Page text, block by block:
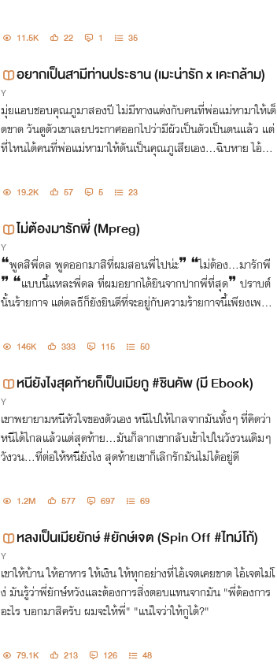
11.5K 22 1 35
อยากเป็นสามีท่านประธาน (เมะน่ารัก x เคะกล้าม)
Y
มุ่ยแอบชอบคุณภูมาสองปี ไม่มีทางแต่งกับคนที่พ่อแม่หามาให้เด็
ดขาด วันดูตัวเขาเลยประกาศออกไปว่ามีผัวเป็นตัวเป็นตนแล้ว แต่
ที่ไหนได้คนที่พ่อแม่หามาให้ดันเป็นคุณภูเสียเอง...ฉิบหาย ไอ้มุ่ย
19.2K 57 5 23
ไม่ต้องมารักพี่ (Mpreg)
Y
❝พูดสิพี่ดล พูดออกมาสิที่ผมสอนพี่ไปน่ะ❞ ❝ไม่ต้อง...มารักพี
่❞ ❝แบบนี้แหละพี่ดล ที่ผมอยากได้ยินจากปากพี่ที่สุด❞ ปราบต์
นั้นร้ายกาจ แต่ดลธีก็ยังยินดีที่จะอยู่กับความร้ายกาจนี้เพียงเพราะ
146K 333 115 50
หนียังไงสุดท้ายก็เป็นเมียกู #ชินคัพ (มี Ebook)
Y
เขาพยายามหนีหัวใจของตัวเอง หนีไปให้ไกลจากมันทั้งๆ ที่คิดว่า
หนีได้ไกลแล้วแต่สุดท้าย...มันก็ลากเขากลับเข้าไปในวังวนเดิมๆ
วังวน...ที่ต่อให้หนียังไง สุดท้ายเขาก็เลิกรักมันไม่ได้อยู่ดี
1.2M 577 697 69
หลงเป็นเมียยักษ์ #ยักษ์เจต (Spin Off #ไทม์โก้)
Y
เขาให้บ้าน ให้อาหาร ให้เงิน ให้ทุกอย่างที่ไอ้เจตเคยขาด ไอ้เจตไม่โ
ง่ มันรู้ว่าพี่ยักษ์หวังและต้องการสิ่งตอบแทนจากมัน "พี่ต้องการ
อะไร บอกมาสิครับ ผมจะให้พี่" "แน่ใจว่าให้กูได้?"
79.1K 213 126 48